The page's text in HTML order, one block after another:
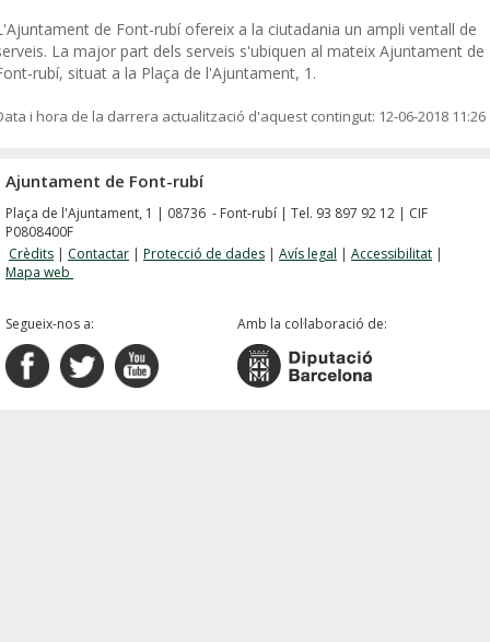
de Font-rubí ofereix a la ciutadania un ampli ventall de
La major part dels serveis s'ubiquen al mateix Ajuntament de
rubí, situat a la Plaça de l'Ajuntament, 1.
i hora de la darrera actualització d'aquest contingut: 12-06-2018 11:26
Ajuntament de Font-rubí
Plaça de l'Ajuntament, 1 | 08736 - Font-rubí | Tel. 93 897 92 12 | CIF
P0808400F
Crèdits | Contactar | Protecció de dades | Avís legal | Accessibilitat |
Mapa web
Segueix-nos a: Amb la col·laboració de: